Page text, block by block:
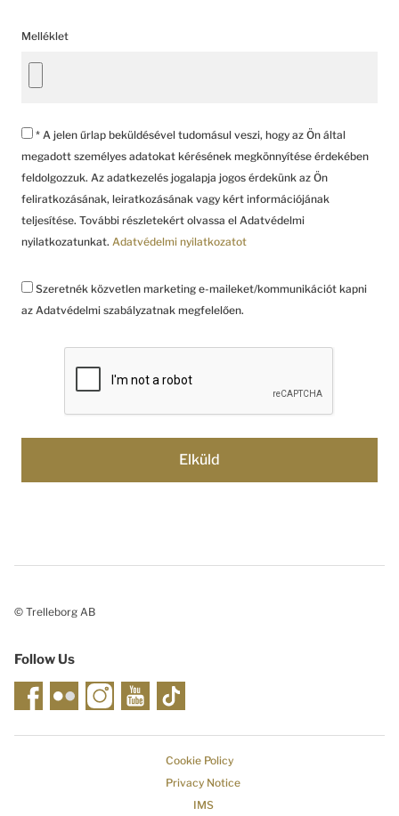
Melléklet
* A jelen űrlap beküldésével tudomásul veszi, hogy az Ön által
megadott személyes adatokat kérésének megkönnyítése érdekében
feldolgozzuk. Az adatkezelés jogalapja jogos érdekünk az Ön
feliratkozásának, leiratkozásának vagy kért információjának
teljesítése. További részletekért olvassa el Adatvédelmi
nyilatkozatunkat. Adatvédelmi nyilatkozatot
Szeretnék közvetlen marketing e-maileket/kommunikációt kapni
az Adatvédelmi szabályzatnak megfelelően.
© Trelleborg AB
Follow Us
Cookie Policy
Privacy Notice
IMS